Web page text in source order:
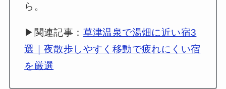
ら。
▶関連記事： 草津温泉で湯畑に近い宿3
選｜夜散歩しやすく移動で疲れにくい宿
を厳選